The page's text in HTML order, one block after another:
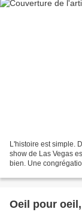
L'histoire est simple.
show de Las Vegas
bien. Une
Oeil pour